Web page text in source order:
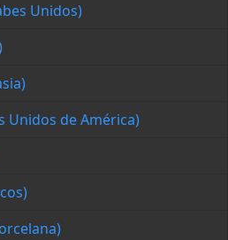
Unidos)
Unidos de América)